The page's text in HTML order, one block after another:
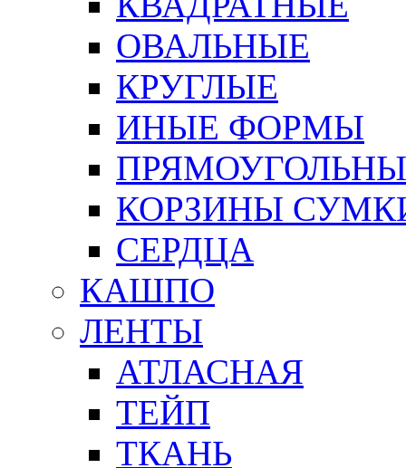
ОВАЛЬНЫЕ
КРУГЛЫЕ
ИНЫЕ ФОРМЫ
КОРЗИНЫ
СЕРДЦА
КАШПО
ЛЕНТЫ
АТЛАСНАЯ
ТЕЙП
ТКАНЬ